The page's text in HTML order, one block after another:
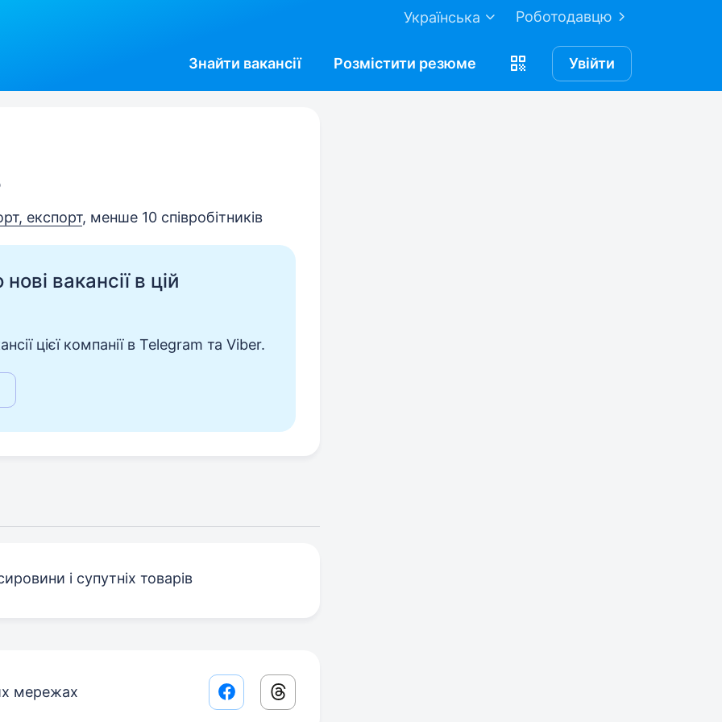
Роботодавцю
Українська
Знайти вакансії Розмістити резюме Увійти
експорт, менше 10 співробітників
вакансії в цій
цієї компанії в Telegram та Viber.
і супутніх товарів
мережах Facebook share link
Threads share link